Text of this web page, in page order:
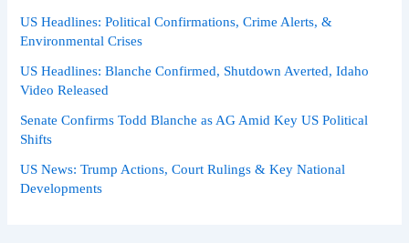
US Headlines: Political Confirmations, Crime Alerts, &
Environmental Crises
US Headlines: Blanche Confirmed, Shutdown Averted, Idaho
Video Released
Senate Confirms Todd Blanche as AG Amid Key US Political
Shifts
US News: Trump Actions, Court Rulings & Key National
Developments